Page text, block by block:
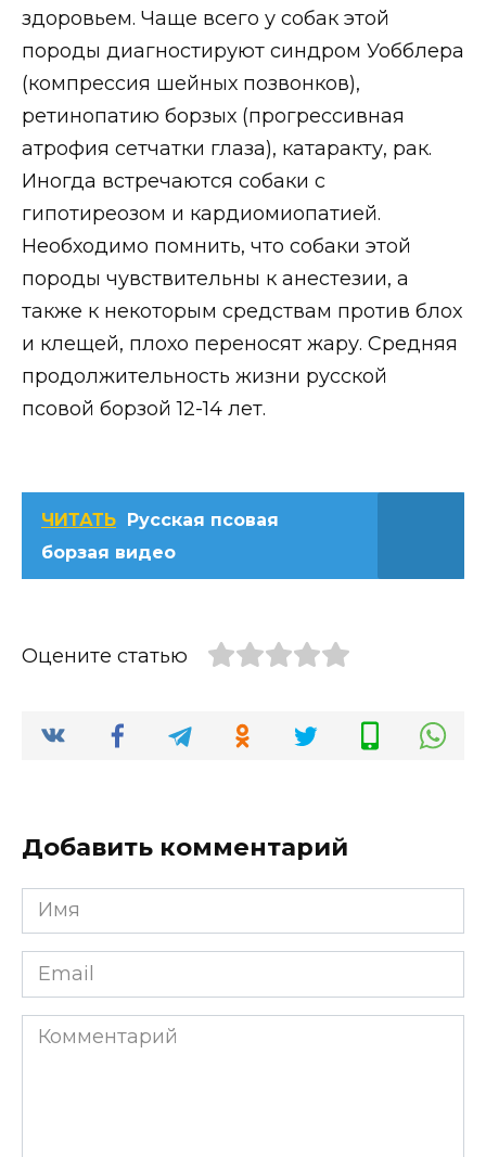
здоровьем. Чаще всего у собак этой
породы диагностируют синдром Уобблера
(компрессия шейных позвонков),
ретинопатию борзых (прогрессивная
атрофия сетчатки глаза), катаракту, рак.
Иногда встречаются собаки с
гипотиреозом и кардиомиопатией.
Необходимо помнить, что собаки этой
породы чувствительны к анестезии, а
также к некоторым средствам против блох
и клещей, плохо переносят жару. Средняя
продолжительность жизни русской
псовой борзой 12-14 лет.
ЧИТАТЬ Русская псовая
борзая видео
Оцените статью
Добавить комментарий
Имя
*
Email
*
Комментарий